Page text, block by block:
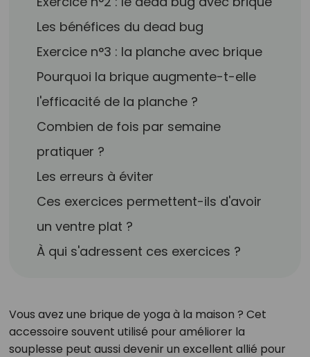
Les bénéfices du dead bug
Exercice n°3 : la planche avec brique
Pourquoi la brique augmente-t-elle
l'efficacité de la planche ?
Combien de fois par semaine
pratiquer ?
Les erreurs à éviter
Ces exercices permettent-ils d'avoir
un ventre plat ?
À qui s'adressent ces exercices ?
Vous avez une brique de yoga à la maison ? Cet
accessoire souvent utilisé pour améliorer la
souplesse peut aussi devenir un excellent allié pour